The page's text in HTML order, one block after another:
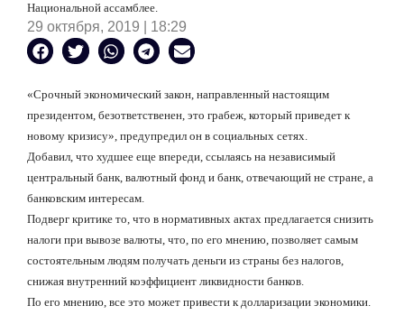
Национальной ассамблее.
29 октября, 2019 | 18:29
«Срочный экономический закон, направленный настоящим
президентом, безответственен, это грабеж, который приведет к
новому кризису», предупредил он в социальных сетях.
Добавил, что худшее еще впереди, ссылаясь на независимый
центральный банк, валютный фонд и банк, отвечающий не стране, а
банковским интересам.
Подверг критике то, что в нормативных актах предлагается снизить
налоги при вывозе валюты, что, по его мнению, позволяет самым
состоятельным людям получать деньги из страны без налогов,
снижая внутренний коэффициент ликвидности банков.
По его мнению, все это может привести к долларизации экономики.